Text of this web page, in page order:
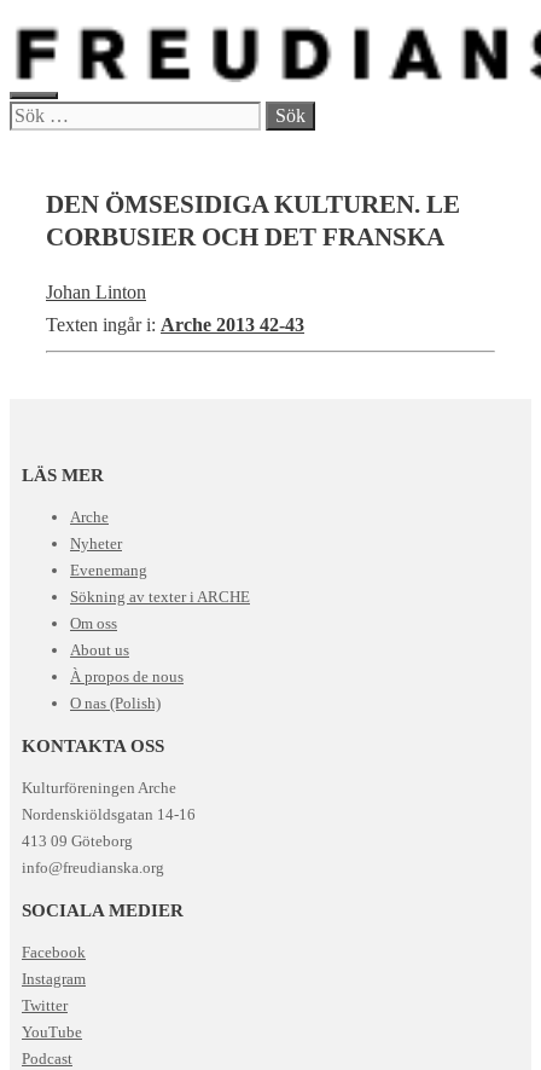
Hoppa
innehåll
MENY
Sök
DEN ÖMSESIDIGA KULTUREN. LE
CORBUSIER OCH DET FRANSKA
Johan Linton
Texten ingår i: Arche 2013 42-43
LÄS MER
Arche
Nyheter
Evenemang
Sökning av texter i ARCHE
Om oss
About us
À propos de nous
O nas (Polish)
KONTAKTA OSS
Kulturföreningen Arche
Nordenskiöldsgatan 14-16
413 09 Göteborg
info@freudianska.org
SOCIALA MEDIER
Facebook
Instagram
Twitter
YouTube
Podcast